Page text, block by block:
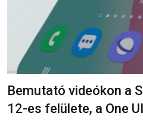
Bemutató videókon a
12-es felülete, a One